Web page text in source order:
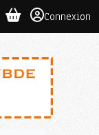
Connexion